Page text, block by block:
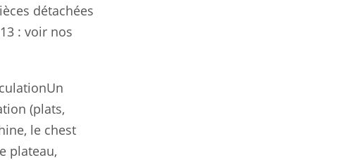
détachées
: voir nos
(plats,
le chest
plateau,